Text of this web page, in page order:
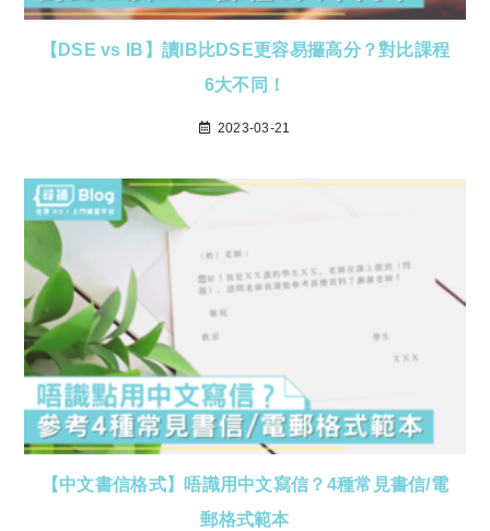
【DSE vs IB】讀IB比DSE更容易攞高分？對比課程
6大不同！
2023-03-21
【中文書信格式】唔識用中文寫信？4種常見書信/電
郵格式範本